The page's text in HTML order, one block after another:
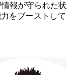
情報が守られた
をブーストし